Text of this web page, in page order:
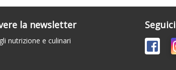
la newsletter
nutrizione e culinari
Seguici